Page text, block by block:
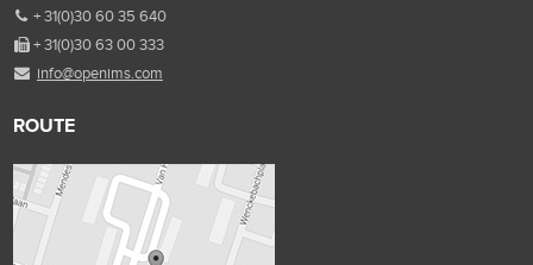
+ 31(0)30 60 35 640
+ 31(0)30 63 00 333
info@openims.com
ROUTE